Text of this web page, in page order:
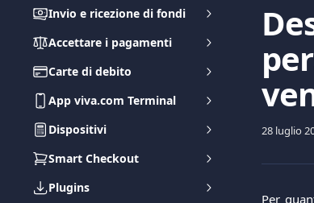
Invio e ricezione di fondi
Accettare i pagamenti
Carte di debito
App viva.com Terminal
Dispositivi
Smart Checkout
Plugins
28 luglio
Per